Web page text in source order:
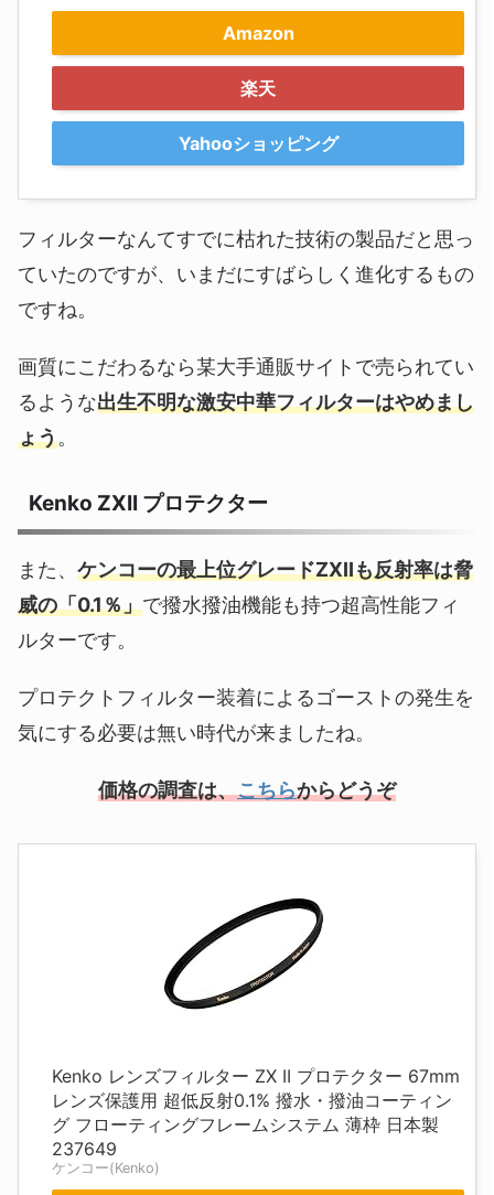
Amazon
楽天
Yahooショッピング
フィルターなんてすでに枯れた技術の製品だと思っ
ていたのですが、いまだにすばらしく進化するもの
ですね。
画質にこだわるなら某大手通販サイトで売られてい
るような出生不明な激安中華フィルターはやめまし
ょう。
Kenko ZXII プロテクター
また、 ケンコーの最上位グレードZXIIも反射率は脅
威の「0.1％」で撥水撥油機能も持つ超高性能フィ
ルターです。
プロテクトフィルター装着によるゴーストの発生を
気にする必要は無い時代が来ましたね。
価格の調査は、こちらからどうぞ
Kenko レンズフィルター ZX II プロテクター 67mm
レンズ保護用 超低反射0.1% 撥水・撥油コーティン
グ フローティングフレームシステム 薄枠 日本製
237649
ケンコー(Kenko)